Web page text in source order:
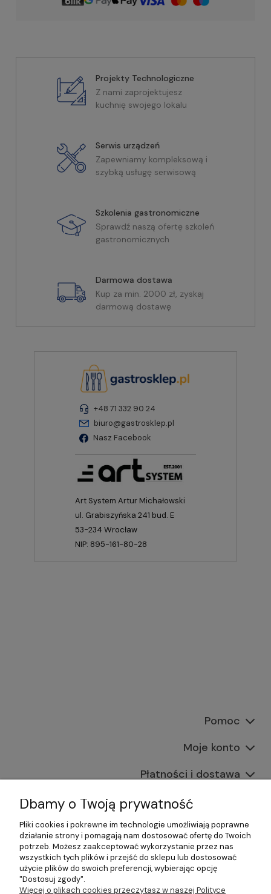
Projekty Technologiczne
Z nami zaprojektujesz
kuchnię swojego lokalu
Serwis urządzeń
Zapewniamy kompleksową i
szybką usługę serwisową
Szkolenia gastronomiczne
Sprawdź naszą ofertę szkoleń
gastronomicznych
Darmowa dostawa
Kup za min. 2000 zł, zyskaj
darmową dostawę
+48 71 332 90 24
biuro@gastrosklep.pl
Nasz Facebook
Art System Artur Michałowski
ul. Grabiszyńska 241 bud. E
53-234 Wrocław
NIP: 895-161-80-28
Pomoc
Moje konto
Płatności i dostawa
Informacje
O nas
©2026 Wszelkie Prawa Zastrzeżone | Gastrosklep |
Dbamy o Twoją prywatność
Pliki cookies i pokrewne im technologie umożliwiają poprawne
działanie strony i pomagają nam dostosować ofertę do Twoich
potrzeb. Możesz zaakceptować wykorzystanie przez nas
wszystkich tych plików i przejść do sklepu lub dostosować
użycie plików do swoich preferencji, wybierając opcję
"Dostosuj zgody".
Więcej o plikach cookies przeczytasz w naszej Polityce